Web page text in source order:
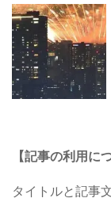
【記事の利用に
タイトルと記事